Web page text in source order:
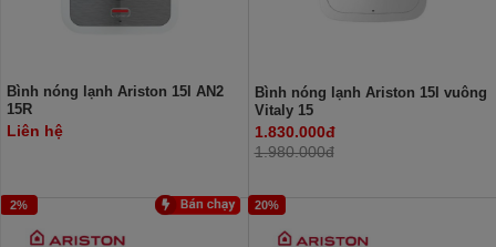
Bình nóng lạnh Ariston 15l AN2
15R
Liên hệ
Bình nóng lạnh Ariston 15l vuông
Vitaly 15
1.830.000đ
1.980.000đ
2% 20%